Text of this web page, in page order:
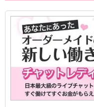
待遇・環境
・美容ク
・PC無料
・ウェブ
・お仕事
・ネット
・ノルマ
・プライ
・ペナル